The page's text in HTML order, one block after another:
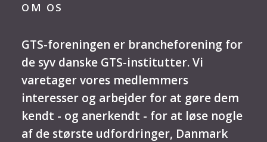
OM OS
GTS-foreningen er brancheforening for
de syv danske GTS-institutter. Vi
varetager vores medlemmers
interesser og arbejder for at gøre dem
kendt - og anerkendt - for at løse nogle
af de største udfordringer, Danmark